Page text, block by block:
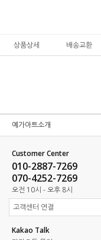
상품상세 배송교환
예가아트소개
Customer Center
010-2887-7269
070-4252-7269
오전 10시 - 오후 8시
고객센터 연결
Kakao Talk